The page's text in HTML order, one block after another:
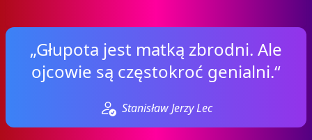
„Głupota jest matką zbrodni. Ale
ojcowie są częstokroć genialni.“
Stanisław Jerzy Lec